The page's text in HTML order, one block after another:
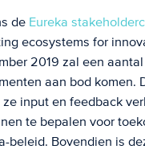
de Eureka
ecosystems for
2019 zal een aantal
aan bod komen.
input en feedback
te bepalen voor
beleid. Bovendien is